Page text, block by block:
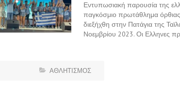
Εντυπωσιακή παρουσία της
παγκόσμιο πρωτάθλημα
διεξήχθη στην Πατάγια της
Νοεμβρίου 2023. Οι Ελληνες
ΑΘΛΗΤΙΣΜΟΣ